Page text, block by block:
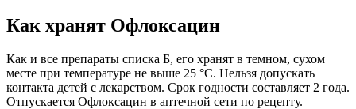
Как хранят Офлоксацин
Как и все препараты списка Б, его хранят в темном, сухом
месте при температуре не выше 25 °C. Нельзя допускать
контакта детей с лекарством. Срок годности составляет 2 года.
Отпускается Офлоксацин в аптечной сети по рецепту.